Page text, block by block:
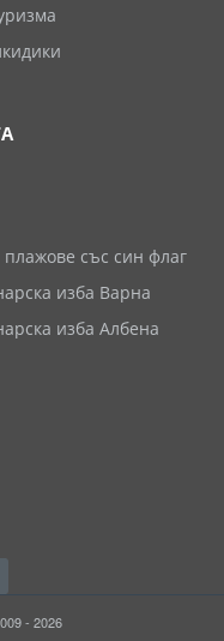
плажове със син флаг
изба Варна
изба Албена
- 2026